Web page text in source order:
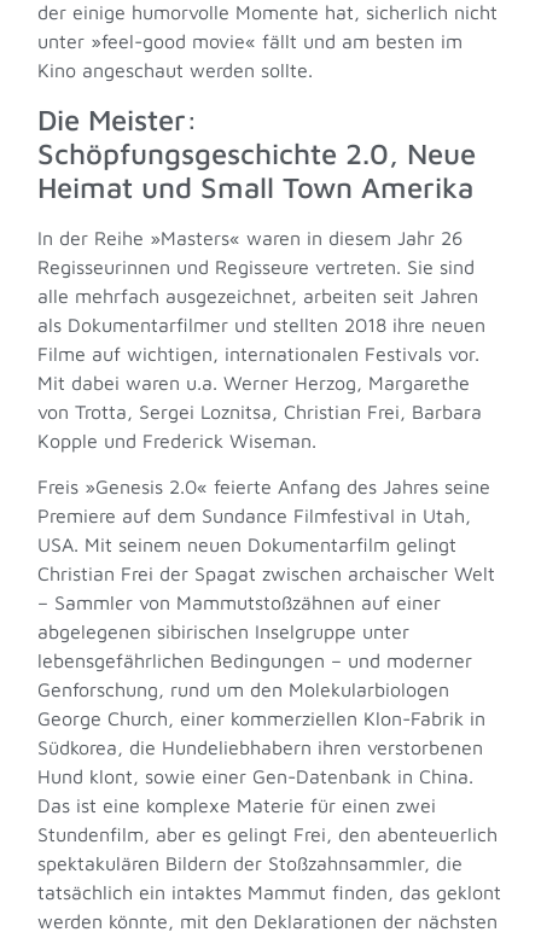
der einige humorvolle Momente hat, sicherlich nicht
unter »feel-good movie« fällt und am besten im
Kino angeschaut werden sollte.
Die Meister:
Schöpfungsgeschichte 2.0, Neue
Heimat und Small Town Amerika
In der Reihe »Masters« waren in diesem Jahr 26
Regisseurinnen und Regisseure vertreten. Sie sind
alle mehrfach ausgezeichnet, arbeiten seit Jahren
als Dokumentarfilmer und stellten 2018 ihre neuen
Filme auf wichtigen, internationalen Festivals vor.
Mit dabei waren u.a. Werner Herzog, Margarethe
von Trotta, Sergei Loznitsa, Christian Frei, Barbara
Kopple und Frederick Wiseman.
Freis »Genesis 2.0« feierte Anfang des Jahres seine
Premiere auf dem Sundance Filmfestival in Utah,
USA. Mit seinem neuen Dokumentarfilm gelingt
Christian Frei der Spagat zwischen archaischer Welt
– Sammler von Mammutstoßzähnen auf einer
abgelegenen sibirischen Inselgruppe unter
lebensgefährlichen Bedingungen – und moderner
Genforschung, rund um den Molekularbiologen
George Church, einer kommerziellen Klon-Fabrik in
Südkorea, die Hundeliebhabern ihren verstorbenen
Hund klont, sowie einer Gen-Datenbank in China.
Das ist eine komplexe Materie für einen zwei
Stundenfilm, aber es gelingt Frei, den abenteuerlich
spektakulären Bildern der Stoßzahnsammler, die
tatsächlich ein intaktes Mammut finden, das geklont
werden könnte, mit den Deklarationen der nächsten